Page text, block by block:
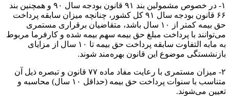
۱- در خصوص مشمولین بند ۹۱ قانون بودجه سال ۹۰ و همچنین بند
۶۶ قانون بودجه سال ۹۱ کل کشور، چنانچه میزان سابقه پرداخت
حق بیمه کمتر از ۱۰ سال باشد، متقاضیان برقراری مستمری
می‌توانند با پرداخت مبلغ حق بیمه سهم بیمه شده و کارفرما مربوط
به مابه التفاوت سابقه پرداخت حق بیمه تا ۱۰ سال از مزایای
بازنشستگی موضوع این قانون بهره‌مند شوند.
۲- میزان مستمری با رعایت مفاد ماده ۷۷ قانون و تبصره ذیل آن
متناسب با سنوات پرداخت حق بیمه (حداقل ۱۰ سال) محاسبه و
تعیین می‌شوند.